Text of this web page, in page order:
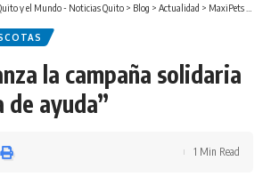
y el Mundo - Noticias Quito > Blog > Actualidad > MaxiPets lanza la campaña solidaria “Una Patita de ayuda”
la campaña solidaria
de ayuda”
1 Min Read